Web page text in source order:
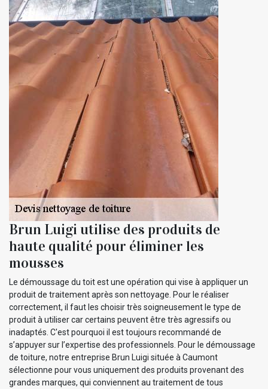
Brun Luigi utilise des produits de
haute qualité pour éliminer les
mousses
Le démoussage du toit est une opération qui vise à appliquer un
produit de traitement après son nettoyage. Pour le réaliser
correctement, il faut les choisir très soigneusement le type de
produit à utiliser car certains peuvent être très agressifs ou
inadaptés. C'est pourquoi il est toujours recommandé de
s’appuyer sur l’expertise des professionnels. Pour le démoussage
de toiture, notre entreprise Brun Luigi située à Caumont
sélectionne pour vous uniquement des produits provenant des
grandes marques, qui conviennent au traitement de tous